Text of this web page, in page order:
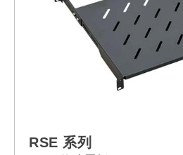
RSE 系列